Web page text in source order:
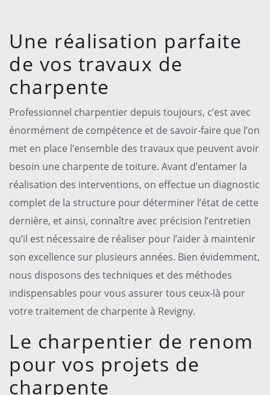
Une réalisation parfaite
de vos travaux de
charpente
Professionnel charpentier depuis toujours, c’est avec
énormément de compétence et de savoir-faire que l’on
met en place l’ensemble des travaux que peuvent avoir
besoin une charpente de toiture. Avant d’entamer la
réalisation des interventions, on effectue un diagnostic
complet de la structure pour déterminer l’état de cette
dernière, et ainsi, connaître avec précision l’entretien
qu’il est nécessaire de réaliser pour l’aider à maintenir
son excellence sur plusieurs années. Bien évidemment,
nous disposons des techniques et des méthodes
indispensables pour vous assurer tous ceux-là pour
votre traitement de charpente à Revigny.
Le charpentier de renom
pour vos projets de
charpente